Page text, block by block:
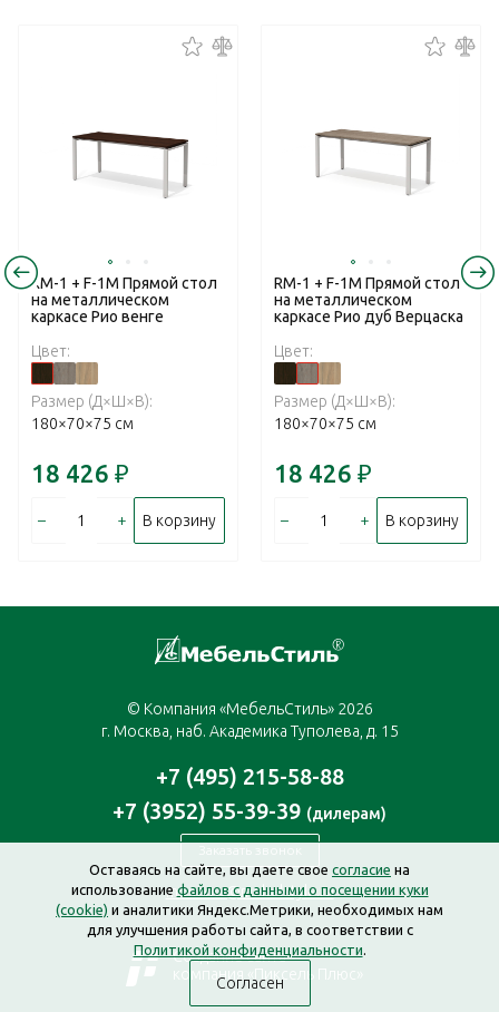
RM-1 + F-1M Прямой стол
на металлическом
каркасе Рио венге
Цвет:
Размер (Д×Ш×В):
180×70×75 см
18 426 ₽
– + В корзину
RM-1 + F-1M Прямой стол
на металлическом
каркасе Рио дуб Верцаска
Цвет:
Размер (Д×Ш×В):
180×70×75 см
18 426 ₽
– + В корзину
© Компания «МебельСтиль» 2026
г. Москва, наб. Академика Туполева, д. 15
+7 (495) 215-58-88
+7 (3952) 55-39-39 (дилерам)
Заказать звонок
moscow@mebelstyle.ru
Создание сайта —
компания «Пиксель Плюс»
Оставаясь на сайте, вы даете свое согласие на
использованиефайлов с данными о посещении куки
(cookie) и аналитики Яндекс.Метрики, необходимых нам
для улучшения работы сайта, в соответствии с
Политикой конфиденциальности.
Согласен